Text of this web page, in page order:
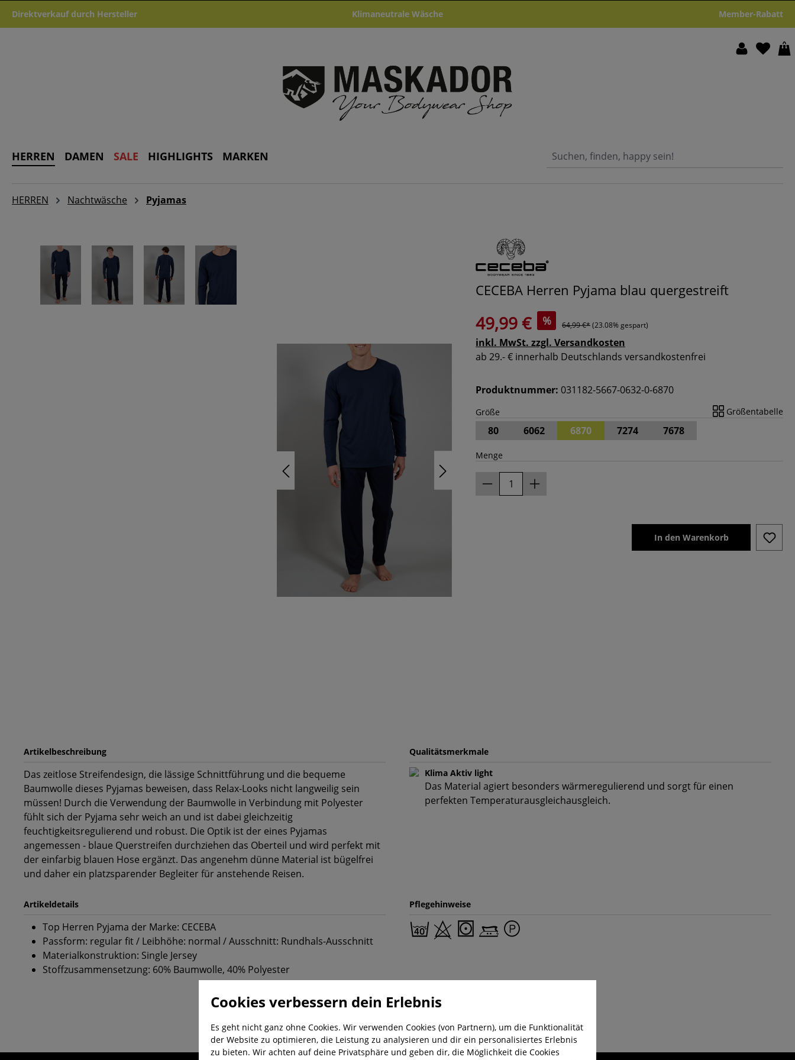
Hauptinhalt springen
Zur Suche springen
Zur Hauptnavigation springen
Direktverkauf durch Hersteller Klimaneutrale Wäsche Member-Rabatt
HERREN DAMEN SALE HIGHLIGHTS MARKEN
HERREN Nachtwäsche Pyjamas
CECEBA Herren Pyjama blau quergestreift
49,99 € % 64,99 €*(23.08% gespart)
inkl. MwSt. zzgl. Versandkosten
ab 29.- € innerhalb Deutschlands versandkostenfrei
Produktnummer: 031182-5667-0632-0-6870
Größe Größentabelle
80 6062 6870 7274 7678
Menge
In den Warenkorb
Artikelbeschreibung
Das zeitlose Streifendesign, die lässige Schnittführung und die bequeme
Baumwolle dieses Pyjamas beweisen, dass Relax-Looks nicht langweilig sein
müssen! Durch die Verwendung der Baumwolle in Verbindung mit Polyester
fühlt sich der Pyjama sehr weich an und ist dabei gleichzeitig
feuchtigkeitsregulierend und robust. Die Optik ist der eines Pyjamas
angemessen - blaue Querstreifen durchziehen das Oberteil und wird perfekt mit
der einfarbig blauen Hose ergänzt. Das angenehm dünne Material ist bügelfrei
und daher ein platzsparender Begleiter für anstehende Reisen.
Qualitätsmerkmale
Klima Aktiv light
Das Material agiert besonders wärmeregulierend und sorgt für einen
perfekten Temperaturausgleichausgleich.
Artikeldetails
Top Herren Pyjama der Marke: CECEBA
Passform: regular fit / Leibhöhe: normal / Ausschnitt: Rundhals-Ausschnitt
Materialkonstruktion: Single Jersey
Stoffzusammensetzung: 60% Baumwolle, 40% Polyester
Pflegehinweise
Cookies verbessern dein Erlebnis
Es geht nicht ganz ohne Cookies. Wir verwenden Cookies (von Partnern), um die Funktionalität
der Website zu optimieren, die Leistung zu analysieren und dir ein personalisiertes Erlebnis
zu bieten. Wir achten auf deine Privatsphäre und geben dir, die Möglichkeit die Cookies